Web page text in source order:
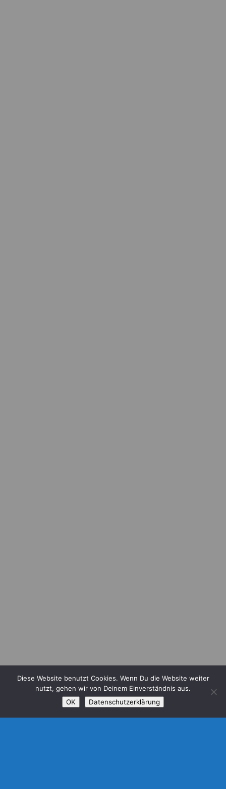
;
Diese Website benutzt Cookies. Wenn Du die Website weiter
nutzt, gehen wir von Deinem Einverständnis aus.
OK
Datenschutzerklärung